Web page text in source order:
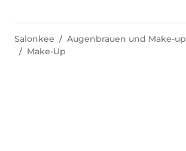
Salonkee Augenbrauen und Make-up
Make-Up